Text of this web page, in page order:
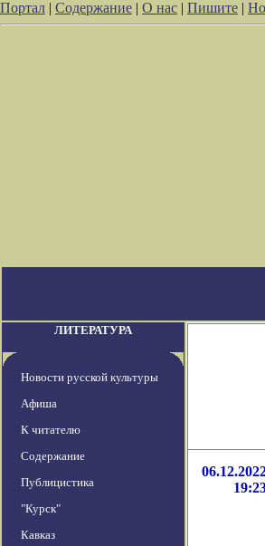
Портал | Содержание | О нас | Пишите |
ЛИТЕРАТУРА
Новости русской культуры
Афиша
К читателю
Содержание
Публицистика
"Курск"
Кавказ